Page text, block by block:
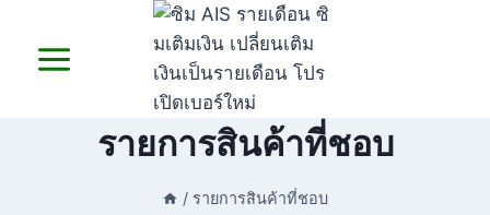
content
รายการสินค้าที่ชอบ
/ รายการสินค้าที่ชอบ